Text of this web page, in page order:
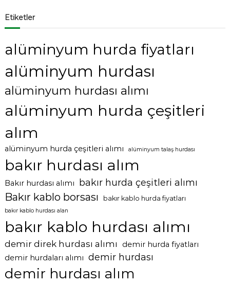
Etiketler
alüminyum hurda fiyatları
alüminyum hurdası
alüminyum hurdası alımı
alüminyum hurda çeşitleri
alım
alüminyum hurda çeşitleri alımı alüminyum talaş hurdası
bakır hurdası alım
Bakır hurdası alımı bakır hurda çeşitleri alımı
Bakır kablo borsası bakır kablo hurda fiyatları
bakır kablo hurdası alan
bakır kablo hurdası alımı
demir direk hurdası alımı
demir hurda fiyatları
demir hurdaları alımı demir hurdası
demir hurdası alım